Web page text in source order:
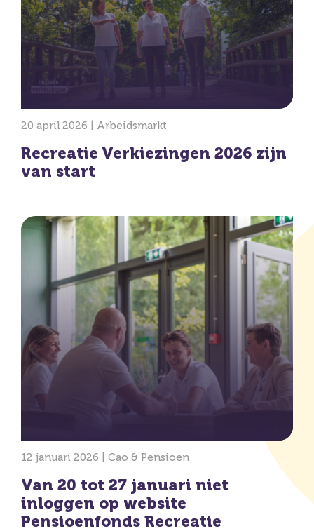
20 april 2026 | Arbeidsmarkt
Recreatie Verkiezingen 2026 zijn
van start
12 januari 2026 | Cao & Pensioen
Van 20 tot 27 januari niet
inloggen op website
Pensioenfonds Recreatie